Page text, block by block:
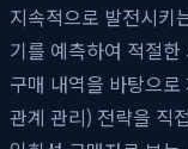
지속적으로 발전시키
기를 예측하여 적절
구매 내역을 바탕으
관계 관리) 전략을 직